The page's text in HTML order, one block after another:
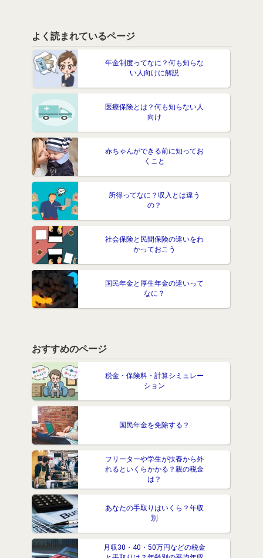
よく読まれているページ
年金制度ってなに？何も知らな
い人向けに解説
医療保険とは？何も知らない人
向け
赤ちゃんができる前に知ってお
くこと
所得ってなに？収入とは違う
の？
社会保険と民間保険の違いをわ
かっておこう
国民年金と厚生年金の違いって
なに？
おすすめのページ
税金・保険料・計算シミュレー
ション
国民年金を免除する？
フリーターや学生が扶養から外
れるといくらかかる？親の税金
は？
あなたの手取りはいくら？年収
別
月収30・40・50万円などの税金